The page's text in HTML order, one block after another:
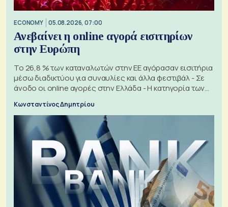
ECONOMY 05.08.2026, 07:00
Ανεβαίνει η online αγορά εισιτηρίων
στην Ευρώπη
Το 26,8 % των καταναλωτών στην ΕΕ αγόρασαν εισιτήρια
μέσω διαδικτύου για συναυλίες και άλλα φεστιβάλ - Σε
άνοδο οι online αγορές στην Ελλάδα - Η κατηγορία των
Κωνσταντίνος Δημητρίου